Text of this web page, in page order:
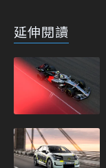
延伸閱讀